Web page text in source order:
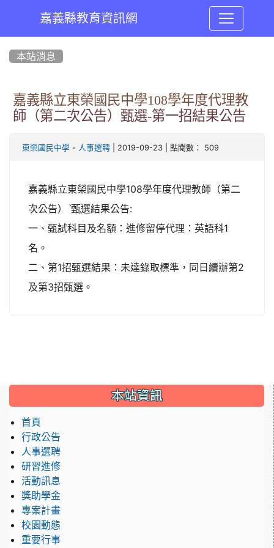
嘉義縣教育資訊網
本站消息
嘉義縣立東榮國民中學108學年度代理教
師（第二次公告）甄選-第一招結果公告
東榮國民中學 - 人事選聘 | 2019-09-23 | 點閱數： 509
嘉義縣立東榮國民中學108學年度代理教師（第二
次公告）ˋ甄選結果公告:
一、甄試科目及名額：進修留停代理：英語科1
名。
二、第1招甄選結果：未達錄取標準，同日續辦第2
及第3招甄選。
::: 本站資訊
首頁
行政公告
人事選聘
研習進修
活動訊息
獎助學金
專案計畫
校園動態
重要行事